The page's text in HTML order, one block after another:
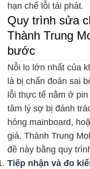
hạn chế lỗi tái phát.
Quy trình sửa
Thành Trung
bước
Nỗi lo lớn nhất của
là bị chẩn đoán sai
lỗi thực tế nằm ở
tâm lý sợ bị đánh
hỏng mainboard,
giá. Thành Trung
đề này bằng quy
Tiếp nhận và đo